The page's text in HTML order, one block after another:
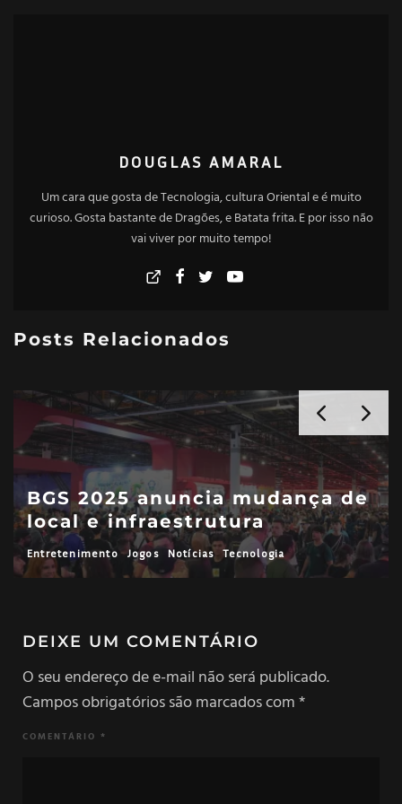
DOUGLAS AMARAL
Um cara que gosta de Tecnologia, cultura Oriental e é muito
curioso. Gosta bastante de Dragões, e Batata frita. E por isso não
vai viver por muito tempo!
Posts Relacionados
BGS 2025 anuncia mudança de
local e infraestrutura
Entretenimento Jogos Notícias Tecnologia
DEIXE UM COMENTÁRIO
O seu endereço de e-mail não será publicado.
Campos obrigatórios são marcados com*
COMENTÁRIO *